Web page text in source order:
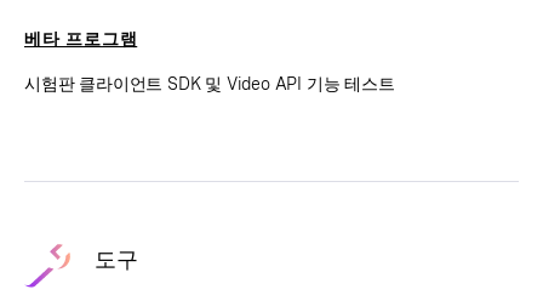
베타 프로그램
시험판 클라이언트 SDK 및 Video API 기능 테스트
도구